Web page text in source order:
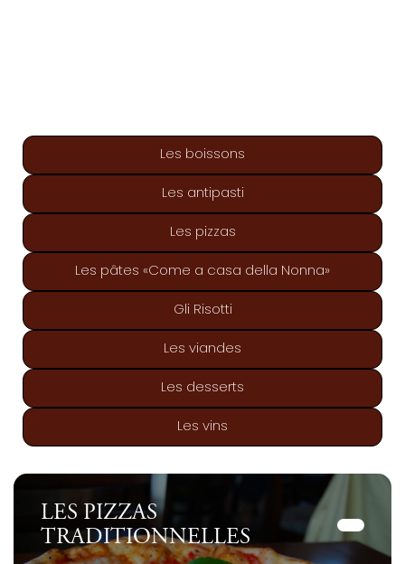
Les boissons
Les antipasti
Les pizzas
Les pâtes «Come a casa della Nonna»
Gli Risotti
Les viandes
Les desserts
Les vins
LES PIZZAS
TRADITIONNELLES